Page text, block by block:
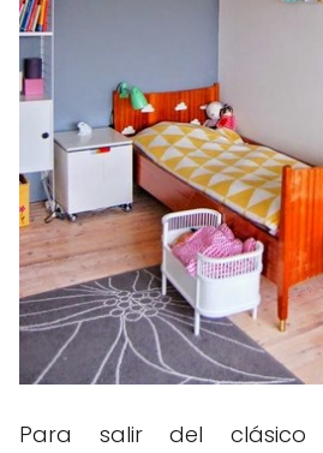
Para salir del